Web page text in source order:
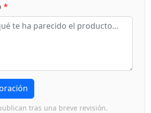
*
tras una breve revisión.